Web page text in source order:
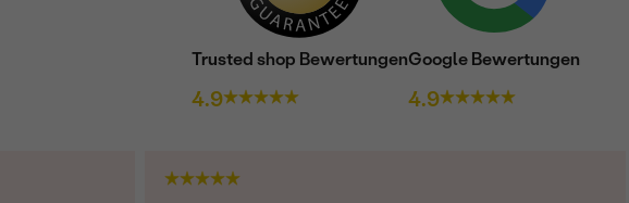
Trusted shop Bewertungen
4.9
Google Bewertungen
4.9